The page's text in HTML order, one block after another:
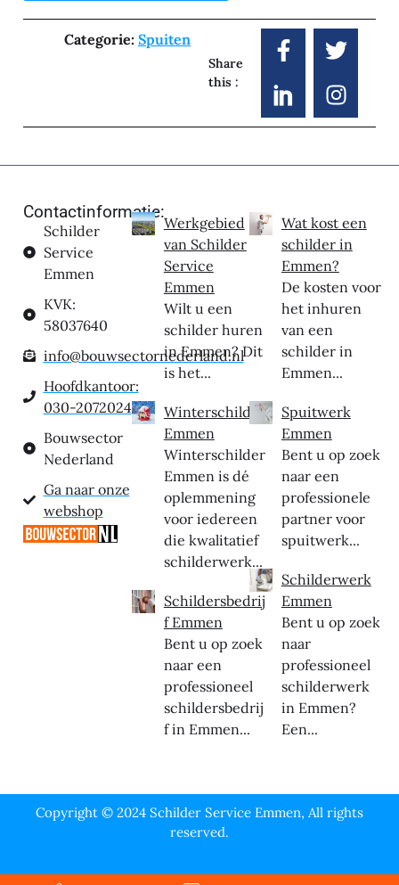
Categorie: Spuiten
Share
this :
Contactinformatie:
Schilder
Service
Emmen
KVK:
58037640
info@bouwsectornederland.nl
Hoofdkantoor:
030-2072024
Bouwsector
Nederland
Ga naar onze
webshop
Werkgebied
van Schilder
Service
Emmen
Wilt u een
schilder huren
in Emmen? Dit
is het...
Winterschilder
Emmen
Winterschilder
Emmen is dé
oplemmening
voor iedereen
die kwalitatief
schilderwerk...
Schildersbedrij
f Emmen
Bent u op zoek
naar een
professioneel
schildersbedrij
f in Emmen...
Wat kost een
schilder in
Emmen?
De kosten voor
het inhuren
van een
schilder in
Emmen...
Spuitwerk
Emmen
Bent u op zoek
naar een
professionele
partner voor
spuitwerk...
Schilderwerk
Emmen
Bent u op zoek
naar
professioneel
schilderwerk
in Emmen?
Een...
Copyright © 2024 Schilder Service Emmen, All rights
reserved.